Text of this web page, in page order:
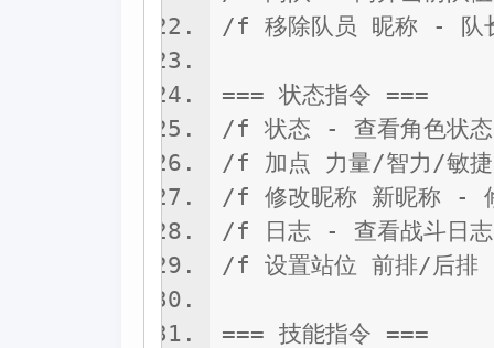
/f 移除队员 昵称 - 队
=== 状态指令 ===
/f 状态 - 查看角色状态
/f 加点 力量/智力/敏
/f 修改昵称 新昵称 -
/f 日志 - 查看战斗日志
/f 设置站位 前排/后排
=== 技能指令 ===